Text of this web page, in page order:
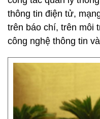
thông tin điện tử,
trên báo chí, trên môi
công nghệ thông tin